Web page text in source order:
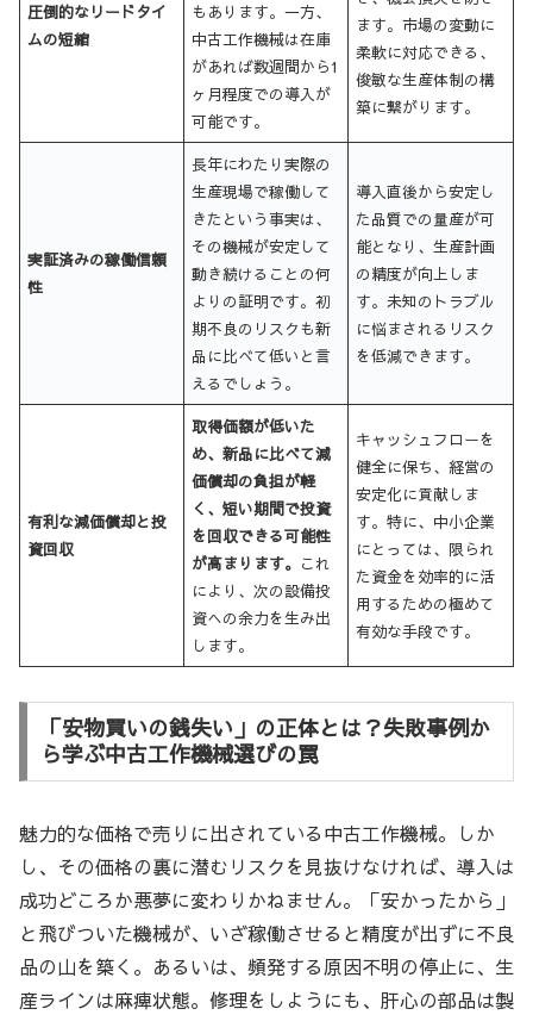
圧倒的なリードタイ
ムの短縮
もあります。一方、
中古工作機械は在庫
があれば数週間から1
ヶ月程度での導入が
可能です。
ます。市場の変動に
柔軟に対応できる、
俊敏な生産体制の構
築に繋がります。
実証済みの稼働信頼
性
長年にわたり実際の
生産現場で稼働して
きたという事実は、
その機械が安定して
動き続けることの何
よりの証明です。初
期不良のリスクも新
品に比べて低いと言
えるでしょう。
導入直後から安定し
た品質での量産が可
能となり、生産計画
の精度が向上しま
す。未知のトラブル
に悩まされるリスク
を低減できます。
有利な減価償却と投
資回収
取得価額が低いた
め、新品に比べて減
価償却の負担が軽
く、短い期間で投資
を回収できる可能性
が高まります。 これ
により、次の設備投
資への余力を生み出
します。
キャッシュフローを
健全に保ち、経営の
安定化に貢献しま
す。特に、中小企業
にとっては、限られ
た資金を効率的に活
用するための極めて
有効な手段です。
「安物買いの銭失い」の正体とは？失敗事例か
ら学ぶ中古工作機械選びの罠
魅力的な価格で売りに出されている中古工作機械。しか
し、その価格の裏に潜むリスクを見抜けなければ、導入は
成功どころか悪夢に変わりかねません。「安かったから」
と飛びついた機械が、いざ稼働させると精度が出ずに不良
品の山を築く。あるいは、頻発する原因不明の停止に、生
産ラインは麻痺状態。修理をしようにも、肝心の部品は製